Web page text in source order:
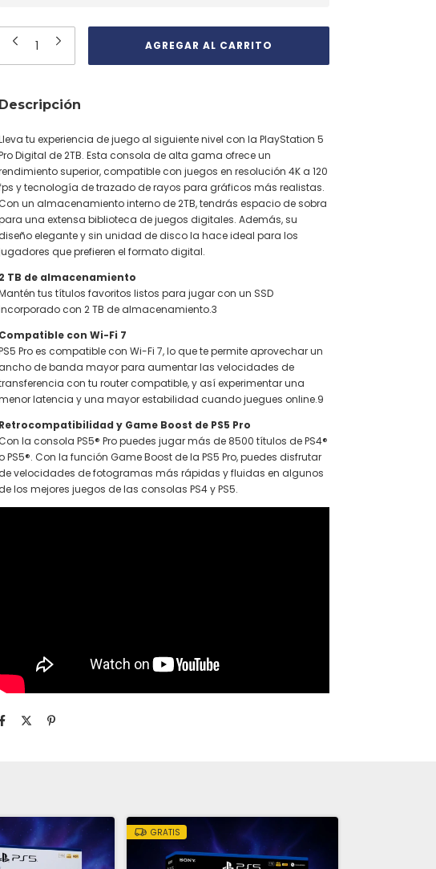
Descripción
tu experiencia de juego al siguiente nivel con la PlayStation 5
Digital de 2TB. Esta consola de alta gama ofrece un
superior, compatible con juegos en resolución 4K a 120
y tecnología de trazado de rayos para gráficos más realistas.
un almacenamiento interno de 2TB, tendrás espacio de sobra
una extensa biblioteca de juegos digitales. Además, su
elegante y sin unidad de disco la hace ideal para los
que prefieren el formato digital.
2 TB de almacenamiento
tus títulos favoritos listos para jugar con un SSD
con 2 TB de almacenamiento.3
Compatible con Wi-Fi 7
Pro es compatible con Wi-Fi 7, lo que te permite aprovechar un
de banda mayor para aumentar las velocidades de
con tu router compatible, y así experimentar una
latencia y una mayor estabilidad cuando juegues online.9
Retrocompatibilidad y Game Boost de PS5 Pro
la consola PS5® Pro puedes jugar más de 8500 títulos de PS4®
o PS5®. Con la función Game Boost de la PS5 Pro, puedes disfrutar
velocidades de fotogramas más rápidas y fluidas en algunos
los mejores juegos de las consolas PS4 y PS5.
GRATIS